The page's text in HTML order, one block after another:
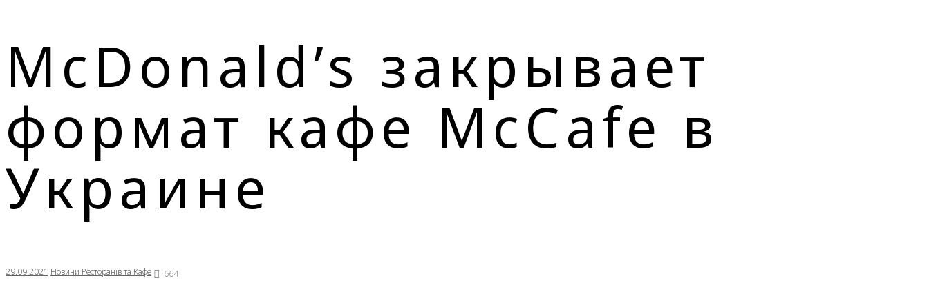
McDonald’s закрывает
формат кафе McCafe в
Украине
29.09.2021 Новини Ресторанів та Кафе 664